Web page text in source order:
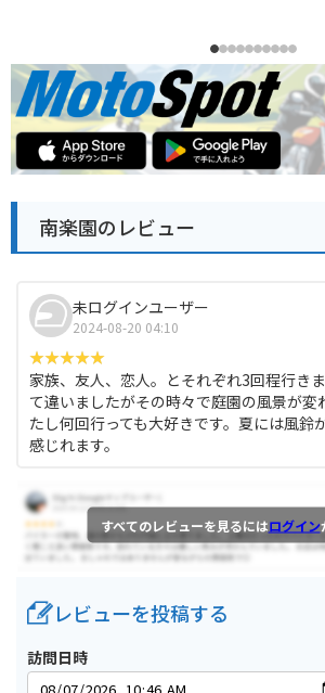
南楽園のレビュー
未ログインユーザー
2024-08-20 04:10
家族、友人、恋人。とそれぞれ3回程行き
て違いましたがその時々で庭園の風景が変
たし何回行っても大好きです。夏には風鈴
感じれます。
すべてのレビューを見るにはログイン
レビューを投稿する
訪問日時